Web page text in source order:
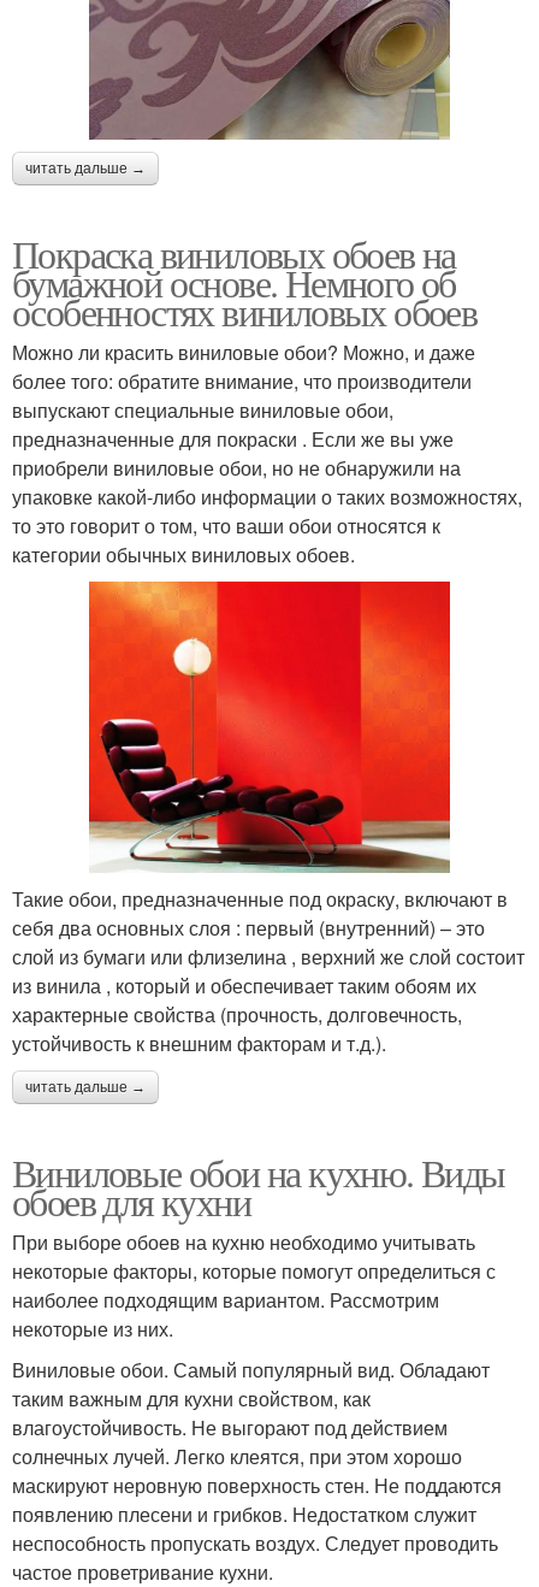
читать дальше →
Покраска виниловых обоев на
бумажной основе. Немного об
особенностях виниловых обоев
Можно ли красить виниловые обои? Можно, и даже
более того: обратите внимание, что производители
выпускают специальные виниловые обои,
предназначенные для покраски . Если же вы уже
приобрели виниловые обои, но не обнаружили на
упаковке какой-либо информации о таких возможностях,
то это говорит о том, что ваши обои относятся к
категории обычных виниловых обоев.
Такие обои, предназначенные под окраску, включают в
себя два основных слоя : первый (внутренний) – это
слой из бумаги или флизелина , верхний же слой состоит
из винила , который и обеспечивает таким обоям их
характерные свойства (прочность, долговечность,
устойчивость к внешним факторам и т.д.).
читать дальше →
Виниловые обои на кухню. Виды
обоев для кухни
При выборе обоев на кухню необходимо учитывать
некоторые факторы, которые помогут определиться с
наиболее подходящим вариантом. Рассмотрим
некоторые из них.
Виниловые обои. Самый популярный вид. Обладают
таким важным для кухни свойством, как
влагоустойчивость. Не выгорают под действием
солнечных лучей. Легко клеятся, при этом хорошо
маскируют неровную поверхность стен. Не поддаются
появлению плесени и грибков. Недостатком служит
неспособность пропускать воздух. Следует проводить
частое проветривание кухни.